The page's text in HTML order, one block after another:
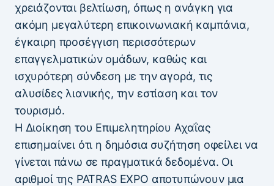
χρειάζονται βελτίωση, όπως η ανάγκη για
ακόμη μεγαλύτερη επικοινωνιακή καμπάνια,
έγκαιρη προσέγγιση περισσότερων
επαγγελματικών ομάδων, καθώς και
ισχυρότερη σύνδεση με την αγορά, τις
αλυσίδες λιανικής, την εστίαση και τον
τουρισμό.
Η Διοίκηση του Επιμελητηρίου Αχαΐας
επισημαίνει ότι η δημόσια συζήτηση οφείλει να
γίνεται πάνω σε πραγματικά δεδομένα. Οι
αριθμοί της PATRAS EXPO αποτυπώνουν μια